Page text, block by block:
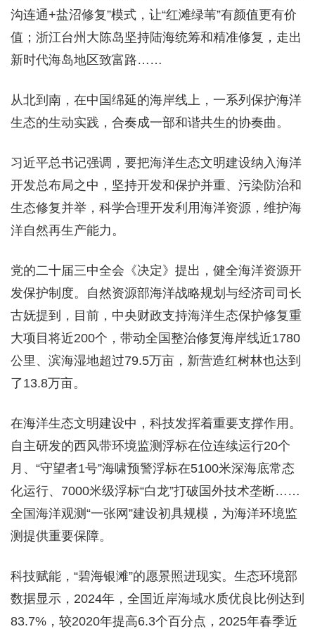
沟连通+盐沼修复”模式，让“红滩绿苇”有颜值更有价
值；浙江台州大陈岛坚持陆海统筹和精准修复，走出
新时代海岛地区致富路……
从北到南，在中国绵延的海岸线上，一系列保护海洋
生态的生动实践，合奏成一部和谐共生的协奏曲。
习近平总书记强调，要把海洋生态文明建设纳入海洋
开发总布局之中，坚持开发和保护并重、污染防治和
生态修复并举，科学合理开发利用海洋资源，维护海
洋自然再生产能力。
党的二十届三中全会《决定》提出，健全海洋资源开
发保护制度。自然资源部海洋战略规划与经济司司长
古妩提到，目前，中央财政支持海洋生态保护修复重
大项目将近200个，带动全国整治修复海岸线近1780
公里、滨海湿地超过79.5万亩，新营造红树林也达到
了13.8万亩。
在海洋生态文明建设中，科技发挥着重要支撑作用。
自主研发的西风带环境监测浮标在位连续运行20个
月、“守望者1号”海啸预警浮标在5100米深海底常态
化运行、7000米级浮标“白龙”打破国外技术垄断……
全国海洋观测“一张网”建设初具规模，为海洋环境监
测提供重要保障。
科技赋能，“碧海银滩”的愿景照进现实。生态环境部
数据显示，2024年，全国近岸海域水质优良比例达到
83.7%，较2020年提高6.3个百分点，2025年春季近